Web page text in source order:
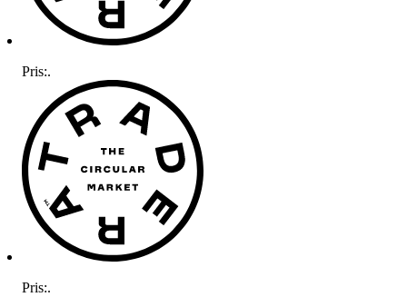
Pris:.
Pris:.